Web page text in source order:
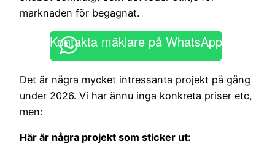
marknaden för begagnat.
Kontakta mäklare på WhatsApp
Det är några mycket intressanta projekt på gång
under 2026. Vi har ännu inga konkreta priser etc,
men:
Här är några projekt som sticker ut: